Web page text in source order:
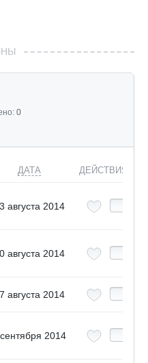
0
ДАТА ДЕЙСТВИЯ
августа 2014
августа 2014
августа 2014
2014